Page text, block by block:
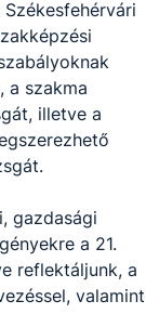
a szakma
illetve a
gazdasági
a 21.
reflektáljunk, a
valamint